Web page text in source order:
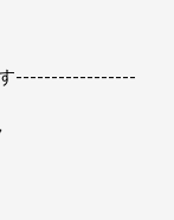
-----------------